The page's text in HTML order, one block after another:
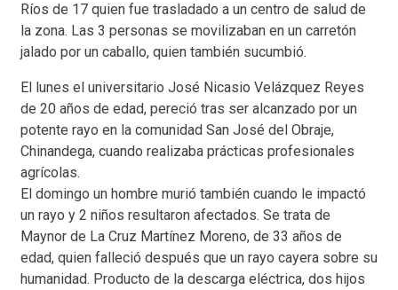
Ríos de 17 quien fue trasladado a un centro de salud de
la zona. Las 3 personas se movilizaban en un carretón
jalado por un caballo, quien también sucumbió.
El lunes el universitario José Nicasio Velázquez Reyes
de 20 años de edad, pereció tras ser alcanzado por un
potente rayo en la comunidad San José del Obraje,
Chinandega, cuando realizaba prácticas profesionales
agrícolas.
El domingo un hombre murió también cuando le impactó
un rayo y 2 niños resultaron afectados. Se trata de
Maynor de La Cruz Martínez Moreno, de 33 años de
edad, quien falleció después que un rayo cayera sobre su
humanidad. Producto de la descarga eléctrica, dos hijos